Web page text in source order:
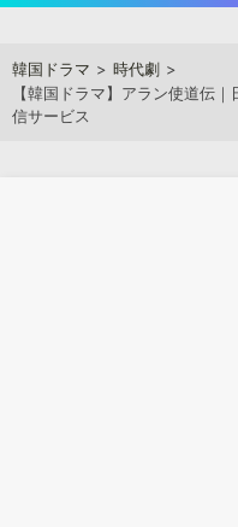
content
アジアンステージ
韓国ドラマ
時代劇
【韓国ドラマ】アラン使道伝
信サービス